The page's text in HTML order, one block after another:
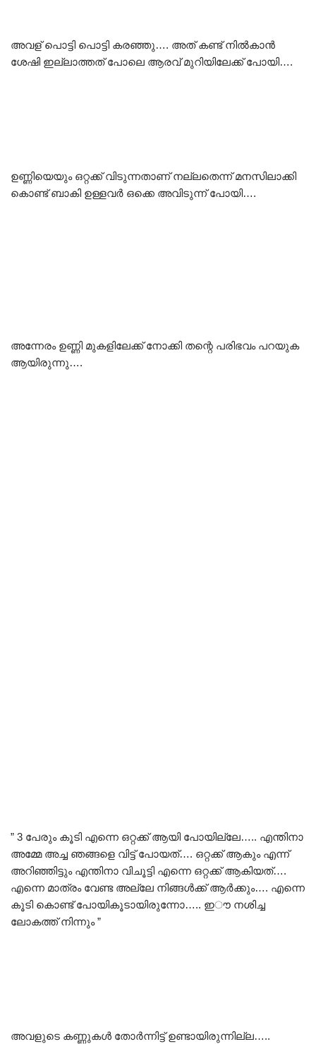
അവള് പൊട്ടി പൊട്ടി കരഞ്ഞു…. അത് കണ്ട് നിൽകാൻ
ശേഷി ഇല്ലാത്തത് പോലെ ആരവ് മുറിയിലേക്ക് പോയി….
ഉണ്ണിയെയും ഒറ്റക്ക് വിടുന്നതാണ് നല്ലതെന്ന് മനസിലാക്കി
കൊണ്ട് ബാകി ഉള്ളവർ ഒക്കെ അവിടുന്ന് പോയി….
അന്നേരം ഉണ്ണി മുകളിലേക്ക് നോക്കി തന്റെ പരിഭവം പറയുക
ആയിരുന്നു….
” 3 പേരും കൂടി എന്നെ ഒറ്റക്ക് ആയി പോയില്ലേ….. എന്തിനാ
അമ്മേ അച്ച ഞങ്ങളെ വിട്ട് പോയത്…. ഒറ്റക്ക് ആകും എന്ന്
അറിഞ്ഞിട്ടും എന്തിനാ വിചൂട്ടി എന്നെ ഒറ്റക്ക് ആകിയത്‌….
എന്നെ മാത്രം വേണ്ട അല്ലേ നിങ്ങൾക്ക് ആർക്കും…. എന്നെ
കൂടി കൊണ്ട് പോയികൂടായിരുന്നോ….. ഇൗ നശിച്ച
ലോകത്ത് നിന്നും ”
അവളുടെ കണ്ണുകൾ തോർന്നിട്ട്‌ ഉണ്ടായിരുന്നില്ല…..